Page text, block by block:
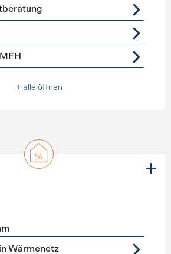
+ alle öffnen
Heizung
Wärmenetz